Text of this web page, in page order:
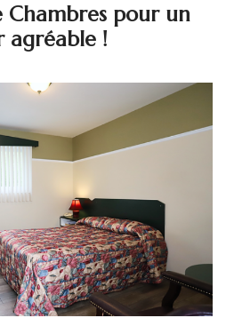
pour un
agréable !